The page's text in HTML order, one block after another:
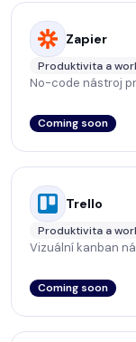
Zapier
Produktivita a
No-code nástroj
Coming soon
Trello
Produktivita a
Vizuální kanban
Coming soon